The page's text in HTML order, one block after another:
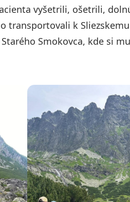
vyšetrili, ošetrili,
transportovali k
Smokovca, kde si